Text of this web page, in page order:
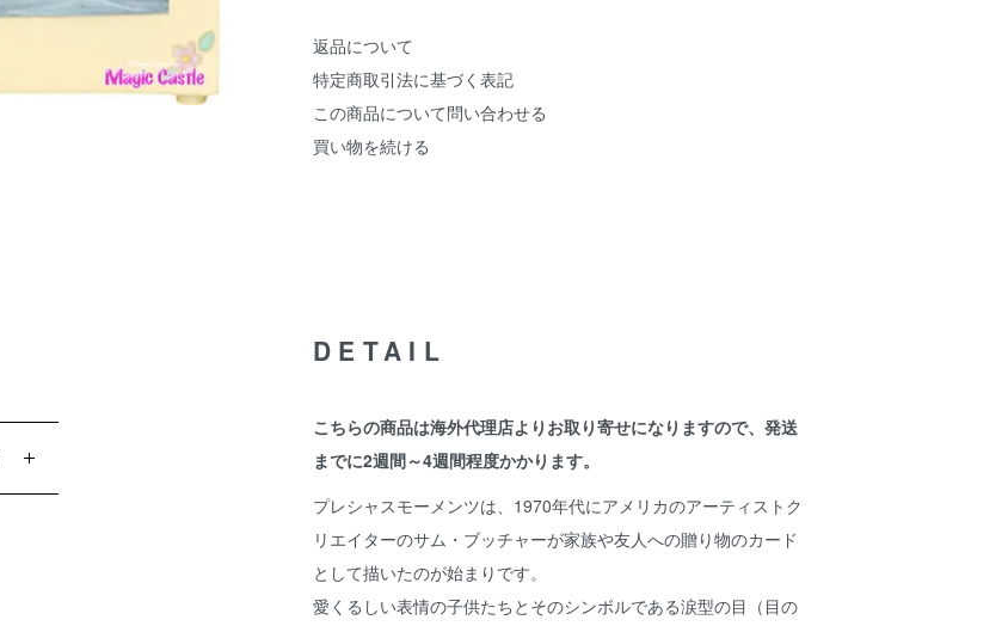
返品について
特定商取引法に基づく表記
この商品について問い合わせる
買い物を続ける
DETAIL
こちらの商品は海外代理店よりお取り寄せになりますので、発送
までに2週間～4週間程度かかります。
プレシャスモーメンツは、1970年代にアメリカのアーティストク
リエイターのサム・ブッチャーが家族や友人への贈り物のカード
として描いたのが始まりです。
愛くるしい表情の子供たちとそのシンボルである涙型の目（目の